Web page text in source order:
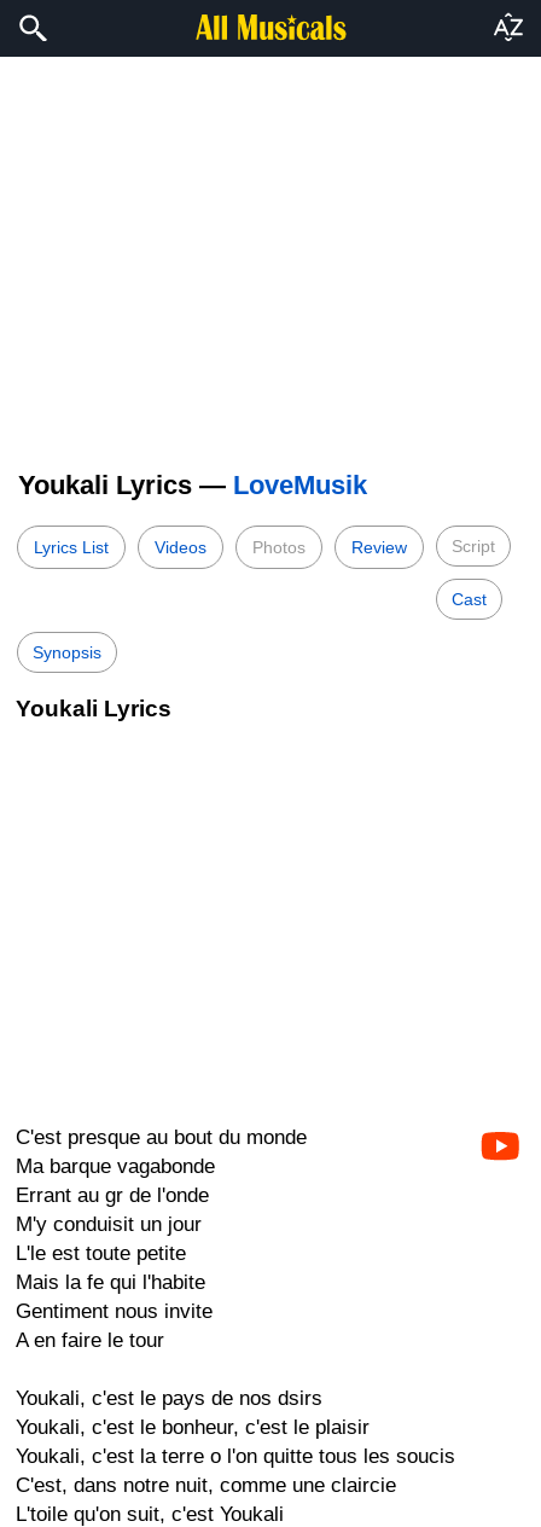
Youkali Lyrics — LoveMusik
Lyrics List Videos Photos Review Script
Cast
Synopsis
Youkali Lyrics
C'est presque au bout du monde
Ma barque vagabonde
Errant au gr de l'onde
M'y conduisit un jour
L'le est toute petite
Mais la fe qui l'habite
Gentiment nous invite
A en faire le tour
Youkali, c'est le pays de nos dsirs
Youkali, c'est le bonheur, c'est le plaisir
Youkali, c'est la terre o l'on quitte tous les soucis
C'est, dans notre nuit, comme une claircie
L'toile qu'on suit, c'est Youkali